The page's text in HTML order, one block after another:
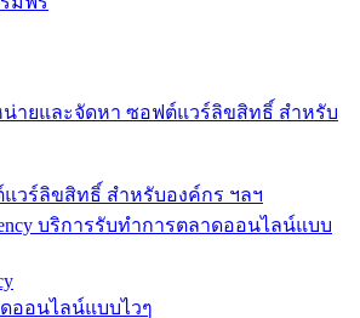
วร์ลิขสิทธิ์ สำหรับองค์กร ฯลฯ
ออนไลน์แบบไวๆ